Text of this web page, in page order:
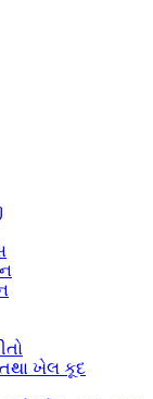
ખેલ કૂદ